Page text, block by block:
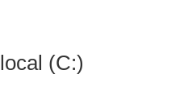
(C:)